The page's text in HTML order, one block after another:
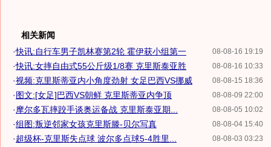
相关新闻
08-08-16 19:19
·快讯:自行车男子凯林赛第2轮 霍伊获小组第一
08-08-16 10:33
·快讯:女摔自由式55公斤级1/8赛 克里斯泰亚胜
08-08-15 18:36
·视频:克里斯蒂亚内小角度劲射 女足巴西VS挪威
08-08-09 22:00
·图文:[女足]巴西VS朝鲜 克里斯蒂亚内争顶
08-08-05 10:02
·摩尔多瓦摔跤手谈奥运备战 克里斯泰亚期...
08-08-04 15:40
·组图:叛逆邻家女孩克里斯滕-贝尔写真
08-08-03 03:23
·超级杯-克里斯失点球 波尔多点球5-4胜里...